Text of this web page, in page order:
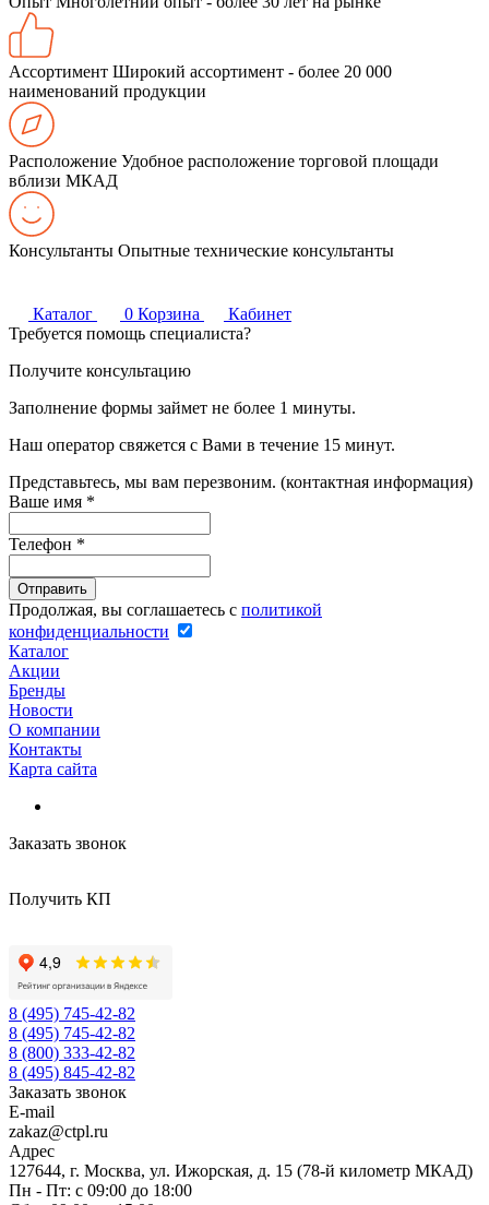
Ассортимент Широкий ассортимент - более 20 000
наименований продукции
Расположение Удобное расположение торговой площади
вблизи МКАД
Консультанты Опытные технические консультанты
Каталог 0 Корзина
Кабинет
Требуется помощь специалиста?
Получите консультацию
Заполнение формы займет не более 1 минуты.
Наш оператор свяжется с Вами в течение 15 минут.
Представьтесь, мы вам перезвоним. (контактная информация)
Ваше имя *
Телефон *
Продолжая, вы соглашаетесь с политикой
конфиденциальности
Каталог
Акции
Бренды
Новости
О компании
Контакты
Карта сайта
Заказать звонок
Получить КП
8 (495) 745-42-82
8 (495) 745-42-82
8 (800) 333-42-82
8 (495) 845-42-82
Заказать звонок
E-mail
zakaz@ctpl.ru
Адрес
127644, г. Москва, ул. Ижорская, д. 15 (78-й километр МКАД)
Пн - Пт: с 09:00 до 18:00